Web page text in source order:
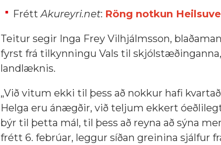
FréttAkureyri.net: Röng notkun
Teitur segir Inga Frey Vilhjálmsson,
fyrst frá tilkynningu Vals til
landlæknis.
„Við vitum ekki til þess að nokkur hafi
Helga eru ánægðir, við teljum ekkert
býr til þetta mál, til þess að reyna að sýna
frétt 6. febrúar, leggur síðan greinina sjálfur